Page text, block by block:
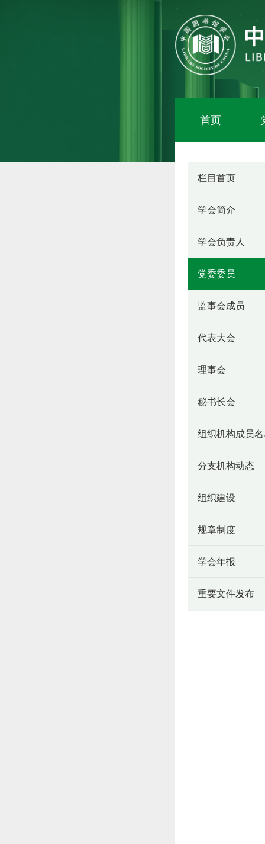
首页
栏目首页
学会简介
学会负责人
党委委员
监事会成员
代表大会
理事会
秘书长会
组织机构成员
分支机构动态
组织建设
规章制度
学会年报
重要文件发布